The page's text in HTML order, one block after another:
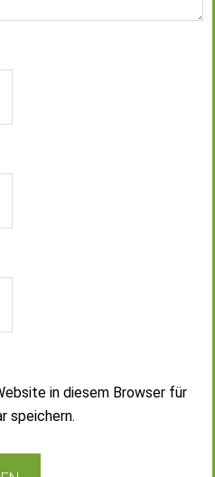
in diesem Browser für
speichern.